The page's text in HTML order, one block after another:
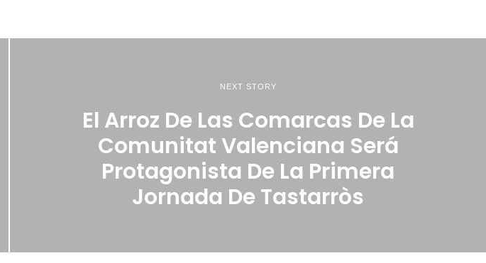
NEXT STORY
El Arroz De Las Comarcas De La
Comunitat Valenciana Será
Protagonista De La Primera
Jornada De Tastarròs